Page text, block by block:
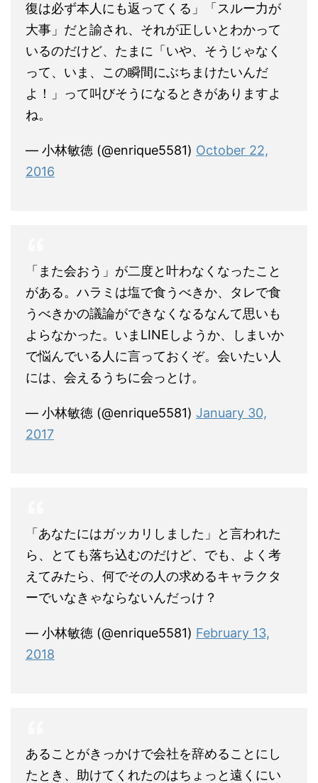
復は必ず本人にも返ってくる」「スルー力が
大事」だと諭され、それが正しいとわかって
いるのだけど、たまに「いや、そうじゃなく
って、いま、この瞬間にぶちまけたいんだ
よ！」って叫びそうになるときがありますよ
ね。
— 小林敏徳 (@enrique5581) October 22,
2016
「また会おう」が二度と叶わなくなったこと
がある。ハラミは塩で食うべきか、タレで食
うべきかの議論ができなくなるなんて思いも
よらなかった。いまLINEしようか、しまいか
で悩んでいる人に言っておくぞ。会いたい人
には、会えるうちに会っとけ。
— 小林敏徳 (@enrique5581) January 30,
2017
「あなたにはガッカリしました」と言われた
ら、とても落ち込むのだけど、でも、よく考
えてみたら、何でその人の求めるキャラクタ
ーでいなきゃならないんだっけ？
— 小林敏徳 (@enrique5581) February 13,
2018
あることがきっかけで会社を辞めることにし
たとき、助けてくれたのはちょっと遠くにい